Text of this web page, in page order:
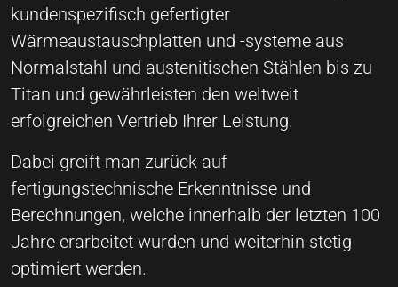
kundenspezifisch gefertigter
Wärmeaustauschplatten und -systeme aus
Normalstahl und austenitischen Stählen bis zu
Titan und gewährleisten den weltweit
erfolgreichen Vertrieb Ihrer Leistung.
Dabei greift man zurück auf
fertigungstechnische Erkenntnisse und
Berechnungen, welche innerhalb der letzten 100
Jahre erarbeitet wurden und weiterhin stetig
optimiert werden.